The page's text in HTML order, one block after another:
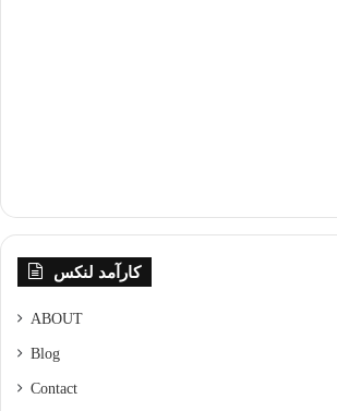
کارآمد لنکس
ABOUT
Blog
Contact